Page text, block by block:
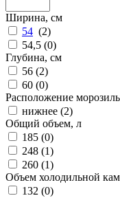
Ширина, см
54 (2)
54,5 (0)
Глубина, см
56 (2)
60 (0)
Расположение
нижнее (2)
Общий объем, л
185 (0)
248 (1)
260 (1)
Объем холодильной
132 (0)